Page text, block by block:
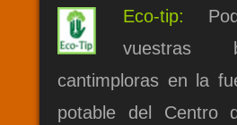
Eco-tip:
vuestras
cantimploras en la
potable del Centro